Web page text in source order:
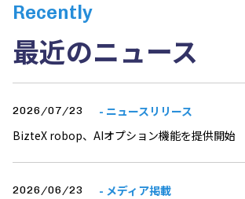
Recently
最近のニュース
2026/07/23
- ニュースリリース
BizteX robop、AIオプション機能を提供開始
2026/06/23
- メディア掲載